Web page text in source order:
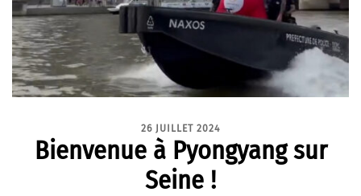
26 JUILLET 2024
Bienvenue à Pyongyang sur
Seine !